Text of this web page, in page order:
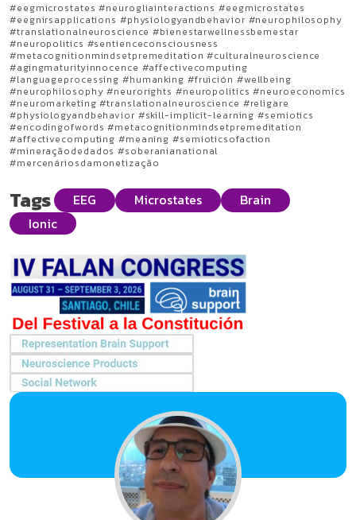
#eegmicrostates #neurogliainteractions #eegmicrostates
#eegnirsapplications #physiologyandbehavior #neurophilosophy
#translationalneuroscience #bienestarwellnessbemestar
#neuropolitics #sentienceconsciousness
#metacognitionmindsetpremeditation #culturalneuroscience
#agingmaturityinnocence #affectivecomputing
#languageprocessing #humanking #fruición #wellbeing
#neurophilosophy #neurorights #neuropolitics #neuroeconomics
#neuromarketing #translationalneuroscience #religare
#physiologyandbehavior #skill-implicit-learning #semiotics
#encodingofwords #metacognitionmindsetpremeditation
#affectivecomputing #meaning #semioticsofaction
#mineraçãodedados #soberanianational
#mercenáriosdamonetização
Tags EEG Microstates
Brain
Ionic